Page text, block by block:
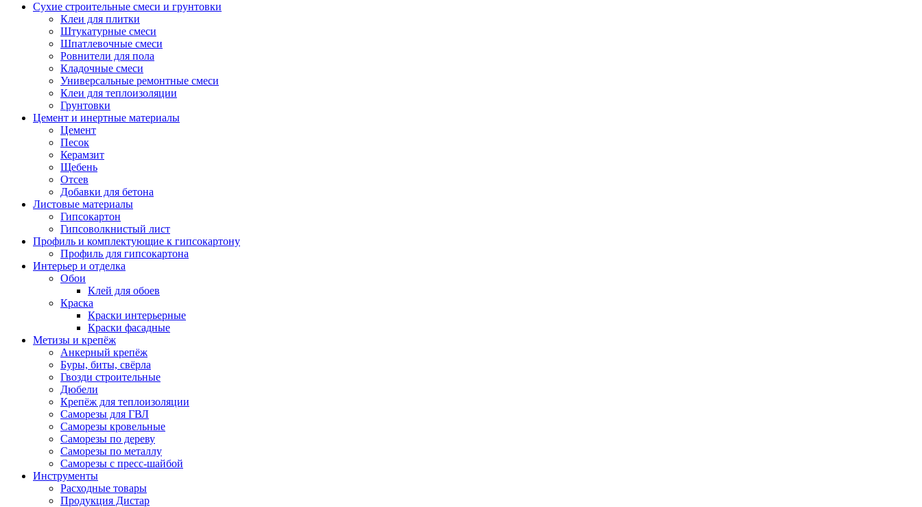
Сухие строительные смеси и грунтовки
Клеи для плитки
Штукатурные смеси
Шпатлевочные смеси
Ровнители для пола
Кладочные смеси
Универсальные ремонтные смеси
Клеи для теплоизоляции
Грунтовки
Цемент и инертные материалы
Цемент
Песок
Керамзит
Щебень
Отсев
Добавки для бетона
Листовые материалы
Гипсокартон
Гипсоволкнистый лист
Профиль и комплектующие к гипсокартону
Профиль для гипсокартона
Интерьер и отделка
Обои
Клей для обоев
Краска
Краски интерьерные
Краски фасадные
Метизы и крепёж
Анкерный крепёж
Буры, биты, свёрла
Гвозди строительные
Дюбели
Крепёж для теплоизоляции
Саморезы для ГВЛ
Саморезы кровельные
Саморезы по дереву
Саморезы по металлу
Саморезы с пресс-шайбой
Инструменты
Расходные товары
Продукция Дистар